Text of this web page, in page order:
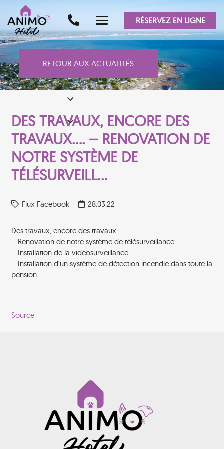
RÉSERVEZ EN LIGNE
RETOUR AUX ACTUALITÉS
DES TRAVAUX, ENCORE DES
TRAVAUX…. – RENOVATION DE
NOTRE SYSTÈME DE
TÉLÉSURVEILL…
Flux Facebook 28.03.22
Des travaux, encore des travaux….
– Renovation de notre système de télésurveillance
– Installation de la vidéosurveillance
– Installation d’un système de détection incendie dans toute la
pension.
Source